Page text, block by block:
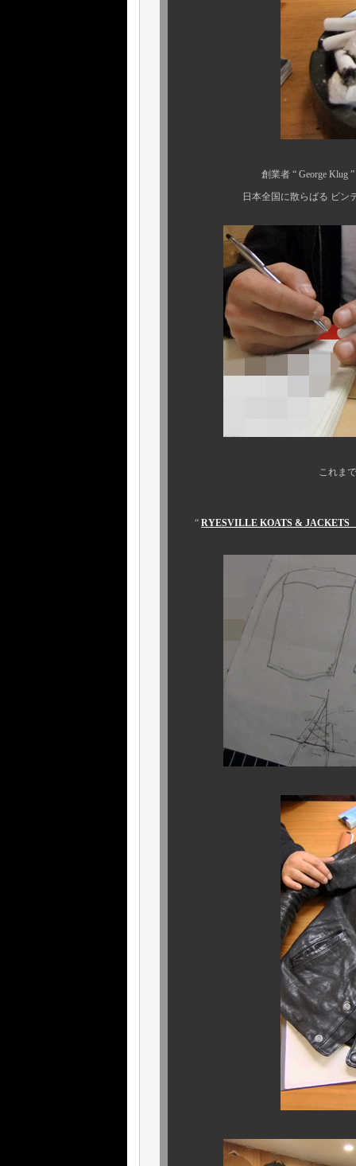
創業者 “ George Klug ” のク
日本全国に散らばる ビンテージ
これまでにない、新し
“ RYESVILLE KOATS & JACKETS